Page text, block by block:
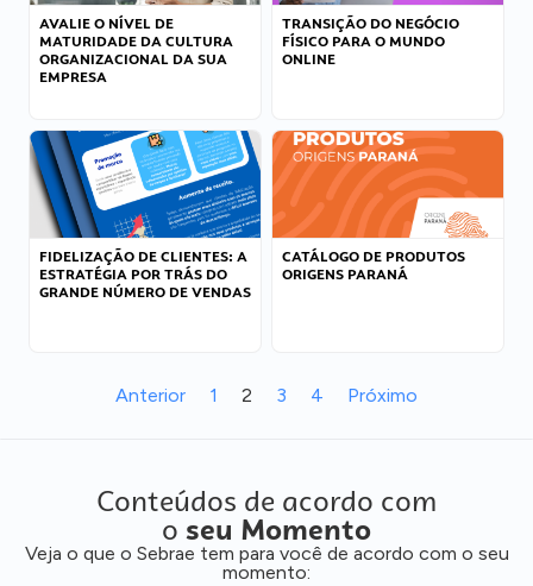
AVALIE O NÍVEL DE
MATURIDADE DA CULTURA
ORGANIZACIONAL DA SUA
EMPRESA
TRANSIÇÃO DO NEGÓCIO
FÍSICO PARA O MUNDO
ONLINE
FIDELIZAÇÃO DE CLIENTES: A
ESTRATÉGIA POR TRÁS DO
GRANDE NÚMERO DE VENDAS
CATÁLOGO DE PRODUTOS
ORIGENS PARANÁ
Anterior 1 2 3 4 Próximo
Conteúdos de acordo com
o seu Momento
Veja o que o Sebrae tem para você de acordo com o seu
momento: